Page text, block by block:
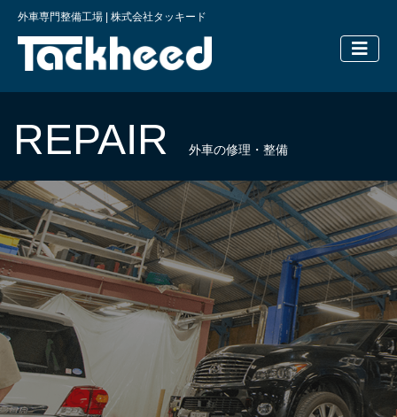
外車専門整備工場 | 株式会社タッキード
横浜の外
REPAIR 外車の修理・整備